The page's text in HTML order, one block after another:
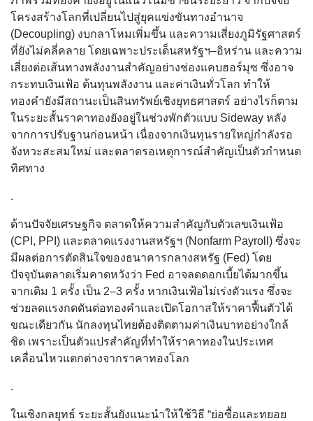
โครงสร้างโลกที่เปลี่ยนไปสู่ยุคแข่งขันทางอำนาจ
(Decoupling) งบกลาโหมเพิ่มขึ้น และความเสี่ยงภูมิรัฐศาสตร์
ที่ยังไม่คลี่คลาย โดยเฉพาะประเด็นสหรัฐฯ–อิหร่าน และความ
เสี่ยงต่อเส้นทางพลังงานสำคัญอย่างช่องแคบฮอร์มุซ ซึ่งอาจ
กระทบเงินเฟ้อ ต้นทุนพลังงาน และค่าเงินทั่วโลก ทำให้
ทองคำยังมีสถานะเป็นสินทรัพย์เชิงยุทธศาสตร์ อย่างไรก็ตาม
ในระยะสั้นราคาทองยังอยู่ในช่วงพักตัวแบบ Sideway หลัง
จากการปรับฐานก่อนหน้า เนื่องจากเงินทุนรายใหญ่กำลังรอ
จังหวะสะสมใหม่ และตลาดรอเหตุการณ์สำคัญเป็นตัวกำหนด
ทิศทาง
.
ด้านปัจจัยเศรษฐกิจ ตลาดให้ความสำคัญกับตัวเลขเงินเฟ้อ
(CPI, PPI) และตลาดแรงงานสหรัฐฯ (Nonfarm Payroll) ซึ่งจะ
มีผลต่อการตัดสินใจของธนาคารกลางสหรัฐ (Fed) โดย
ปัจจุบันตลาดเริ่มคาดหวังว่า Fed อาจลดดอกเบี้ยได้มากขึ้น
จากเดิม 1 ครั้ง เป็น 2–3 ครั้ง หากเงินเฟ้อไม่เร่งตัวแรง ซึ่งจะ
ช่วยลดแรงกดดันต่อทองคำและเปิดโอกาสให้ราคาฟื้นตัวได้
ขณะเดียวกัน นักลงทุนไทยต้องติดตามค่าเงินบาทอย่างใกล้
ชิด เพราะเป็นตัวแปรสำคัญที่ทำให้ราคาทองในประเทศ
เคลื่อนไหวแตกต่างจากราคาทองโลก
.
ในเชิงกลยุทธ์ ระยะสั้นยังแนะนำให้ใช้วิธี “ย่อซื้อและทยอย